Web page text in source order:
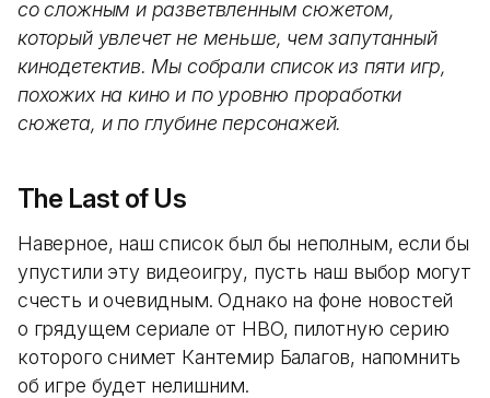
со сложным и разветвленным сюжетом,
который увлечет не меньше, чем запутанный
кинодетектив. Мы собрали список из пяти игр,
похожих на кино и по уровню проработки
сюжета, и по глубине персонажей.
The Last of Us
Наверное, наш список был бы неполным, если бы
упустили эту видеоигру, пусть наш выбор могут
счесть и очевидным. Однако на фоне новостей
о грядущем сериале от HBO, пилотную серию
которого снимет Кантемир Балагов, напомнить
об игре будет нелишним.